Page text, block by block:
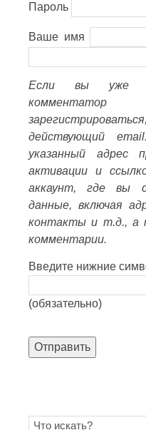
Пароль
Ваше имя
Если вы уже
действующий
указанный адрес
активации и
аккаунт, где вы
данные, включая
контакты и т.д., а
комментарии.
Введите нижние
(обязательно)
Отправить